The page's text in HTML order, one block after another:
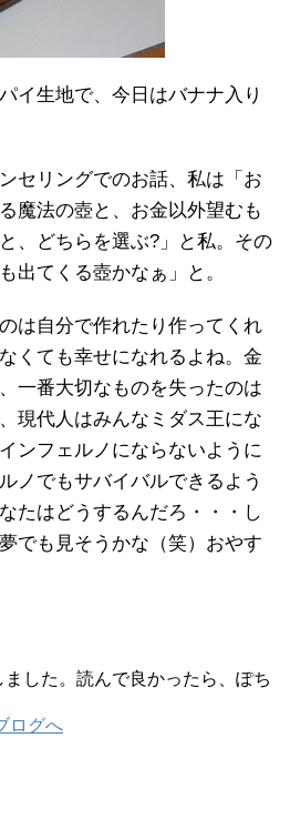
イ生地で、今日はバナナ入り
セリングでのお話、私は「お
魔法の壺と、お金以外望むも
、どちらを選ぶ?」と私。その
出てくる壺かなぁ」と。
は自分で作れたり作ってくれ
くても幸せになれるよね。金
一番大切なものを失ったのは
現代人はみんなミダス王にな
ンフェルノにならないように
ノでもサバイバルできるよう
たはどうするんだろ・・・し
でも見そうかな（笑）おやす
した。読んで良かったら、ぽち